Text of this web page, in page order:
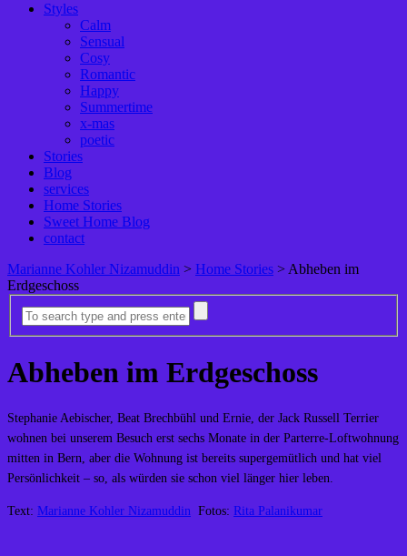
Styles
Calm
Sensual
Cosy
Romantic
Happy
Summertime
x-mas
poetic
Stories
Blog
services
Home Stories
Sweet Home Blog
contact
Marianne Kohler Nizamuddin > Home Stories > Abheben im
Erdgeschoss
Abheben im Erdgeschoss
Stephanie Aebischer, Beat Brechbühl und Ernie, der Jack Russell Terrier
wohnen bei unserem Besuch erst sechs Monate in der Parterre-Loftwohnung
mitten in Bern, aber die Wohnung ist bereits supergemütlich und hat viel
Persönlichkeit – so, als würden sie schon viel länger hier leben.
Text: Marianne Kohler Nizamuddin Fotos: Rita Palanikumar